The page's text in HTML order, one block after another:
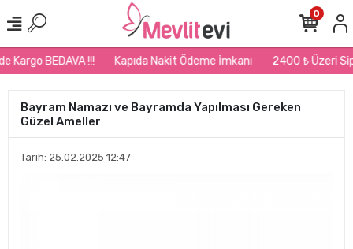
BEDAVA !!! Kapıda Nakit Ödeme İmkanı 2400 ₺ Üzeri
0
Bayram Namazı ve Bayramda Yapılması Gereken
Güzel Ameller
Tarih: 25.02.2025 12:47